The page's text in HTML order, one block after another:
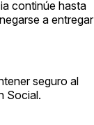
continúe hasta
a entregar
seguro al
Social.